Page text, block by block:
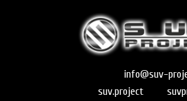
info@suv-
suv.project